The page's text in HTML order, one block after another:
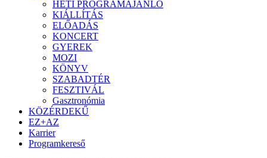
HETI PROGRAMAJÁNLÓ
KIÁLLÍTÁS
ELŐADÁS
KONCERT
GYEREK
MOZI
KÖNYV
SZABADTÉR
FESZTIVÁL
Gasztronómia
KÖZÉRDEKŰ
EZ+AZ
Karrier
Programkereső